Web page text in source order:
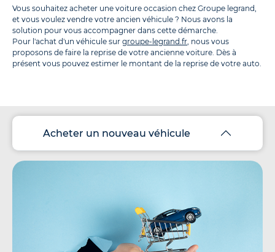
Vous souhaitez acheter une voiture occasion chez Groupe legrand,
et vous voulez vendre votre ancien véhicule ? Nous avons la
solution pour vous accompagner dans cette démarche.
Pour l'achat d'un véhicule sur groupe-legrand.fr, nous vous
proposons de faire la reprise de votre ancienne voiture. Dès à
présent vous pouvez estimer le montant de la reprise de votre auto.
Acheter un nouveau véhicule